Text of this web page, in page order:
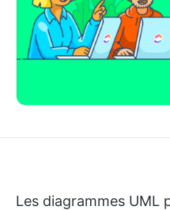
Les diagrammes UML